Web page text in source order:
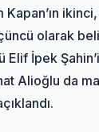
olarak
Elif İpek
Alioğlu da